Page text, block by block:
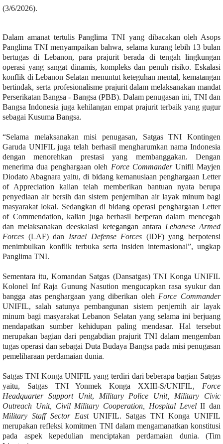
(3/6/2026).
Dalam amanat tertulis Panglima TNI yang dibacakan oleh Asops
Panglima TNI menyampaikan bahwa, selama kurang lebih 13 bulan
bertugas di Lebanon, para prajurit berada di tengah lingkungan
operasi yang sangat dinamis, kompleks dan penuh risiko. Eskalasi
konflik di Lebanon Selatan menuntut keteguhan mental, kematangan
bertindak, serta profesionalisme prajurit dalam melaksanakan mandat
Perserikatan Bangsa - Bangsa (PBB). Dalam penugasan ini, TNI dan
Bangsa Indonesia juga kehilangan empat prajurit terbaik yang gugur
sebagai Kusuma Bangsa.
“Selama melaksanakan misi penugasan, Satgas TNI Kontingen
Garuda UNIFIL juga telah berhasil mengharumkan nama Indonesia
dengan menorehkan prestasi yang membanggakan. Dengan
menerima dua penghargaan oleh Force CommanderUnifil Mayjen
Diodato Abagnara yaitu, di bidang kemanusiaan penghargaan Letter
of Appreciation kalian telah memberikan bantuan nyata berupa
penyediaan air bersih dan sistem penjernihan air layak minum bagi
masyarakat lokal. Sedangkan di bidang operasi penghargaan Letter
of Commendation, kalian juga berhasil berperan dalam mencegah
dan melaksanakan deeskalasi ketegangan antara Lebanese Armed
Forces (LAF) dan Israel Defense Forces (IDF) yang berpotensi
menimbulkan konflik terbuka serta insiden internasional”, ungkap
Panglima TNI.
Sementara itu, Komandan Satgas (Dansatgas) TNI Konga UNIFIL
Kolonel Inf Raja Gunung Nasution mengucapkan rasa syukur dan
bangga atas penghargaan yang diberikan oleh Force Commander
UNIFIL, salah satunya pembangunan sistem penjernih air layak
minum bagi masyarakat Lebanon Selatan yang selama ini berjuang
mendapatkan sumber kehidupan paling mendasar. Hal tersebut
merupakan bagian dari pengabdian prajurit TNI dalam mengemban
tugas operasi dan sebagai Duta Budaya Bangsa pada misi penugasan
pemeliharaan perdamaian dunia.
Satgas TNI Konga UNIFIL yang terdiri dari beberapa bagian Satgas
yaitu, Satgas TNI Yonmek Konga XXIII-S/UNIFIL, Force
Headquarter Support Unit, Military Police Unit, Military Civic
Outreach Unit, Civil Military Cooperation, Hospital LevelII dan
Military Staff Sector EastUNIFIL. Satgas TNI Konga UNIFIL
merupakan refleksi komitmen TNI dalam mengamanatkan konstitusi
pada aspek kepedulian menciptakan perdamaian dunia. (Tim